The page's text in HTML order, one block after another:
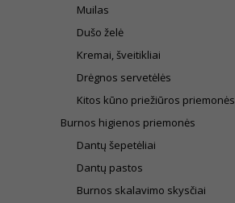
Muilas
Dušo želė
Kremai, šveitikliai
Drėgnos servetėlės
Kitos kūno priežiūros priemonės
Burnos higienos priemonės
Dantų šepetėliai
Dantų pastos
Burnos skalavimo skysčiai